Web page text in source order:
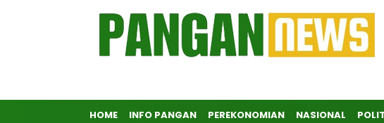
HOME INFO PANGAN PEREKONOMIAN NASIONAL